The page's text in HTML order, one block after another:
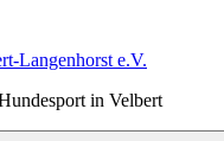
Langenhorst e.V.
in Velbert